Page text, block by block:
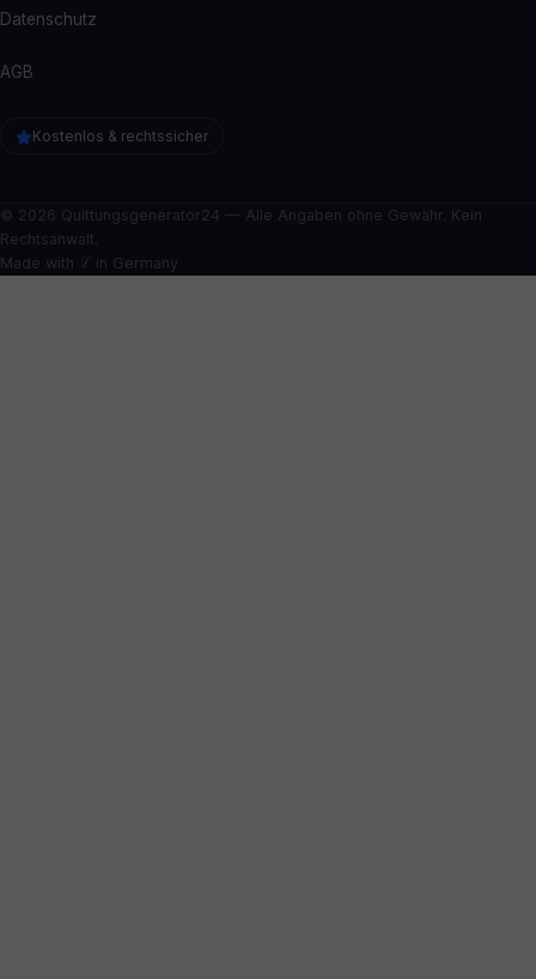
Datenschutz
AGB
Kostenlos & rechtssicher
© 2026 Quittungsgenerator24 — Alle Angaben ohne Gewähr. Kein
Rechtsanwalt.
Made with ℒ in Germany